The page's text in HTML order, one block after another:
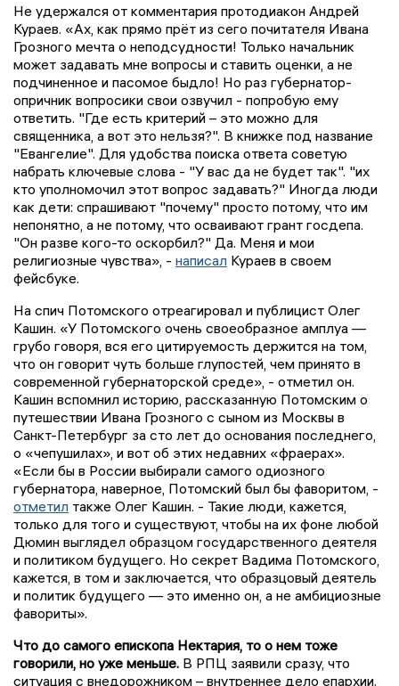
Не удержался от комментария протодиакон Андрей
Кураев. «Ах, как прямо прёт из сего почитателя Ивана
Грозного мечта о неподсудности! Только начальник
может задавать мне вопросы и ставить оценки, а не
подчиненное и пасомое быдло! Но раз губернатор-
опричник вопросики свои озвучил - попробую ему
ответить. "Где есть критерий – это можно для
священника, а вот это нельзя?". В книжке под название
"Евангелие". Для удобства поиска ответа советую
набрать ключевые слова - "У вас да не будет так". "их
кто уполномочил этот вопрос задавать?" Иногда люди
как дети: спрашивают "почему" просто потому, что им
непонятно, а не потому, что осваивают грант госдепа.
"Он разве кого-то оскорбил?" Да. Меня и мои
религиозные чувства», - написал Кураев в своем
фейсбуке.
На спич Потомского отреагировал и публицист Олег
Кашин. «У Потомского очень своеобразное амплуа —
грубо говоря, вся его цитируемость держится на том,
что он говорит чуть больше глупостей, чем принято в
современной губернаторской среде», - отметил он.
Кашин вспомнил историю, рассказанную Потомским о
путешествии Ивана Грозного с сыном из Москвы в
Санкт-Петербург за сто лет до основания последнего,
о «чепушилах», и вот об этих недавних «фраерах».
«Если бы в России выбирали самого одиозного
губернатора, наверное, Потомский был бы фаворитом, -
отметил также Олег Кашин. - Такие люди, кажется,
только для того и существуют, чтобы на их фоне любой
Дюмин выглядел образцом государственного деятеля
и политиком будущего. Но секрет Вадима Потомского,
кажется, в том и заключается, что образцовый деятель
и политик будущего — это именно он, а не амбициозные
фавориты».
Что до самого епископа Нектария, то о нем тоже
говорили, но уже меньше. В РПЦ заявили сразу, что
ситуация с внедорожником – внутреннее дело епархии.